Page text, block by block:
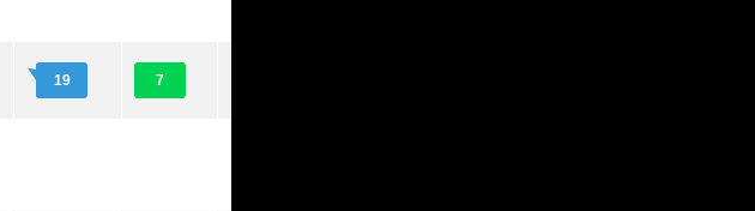
19 7